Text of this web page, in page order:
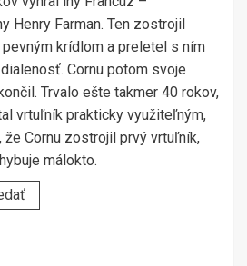
Henry Farman. Ten zostrojil
krídlom a preletel s ním
Cornu potom svoje
Trvalo ešte takmer 40 rokov,
vrtuľník prakticky využiteľným,
že Cornu zostrojil prvý vrtuľník,
málokto.